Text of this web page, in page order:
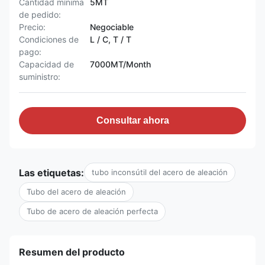
Cantidad mínima
de pedido:
5MT
Precio:
Negociable
Condiciones de
pago:
L / C, T / T
Capacidad de
suministro:
7000MT/Month
Consultar ahora
Las etiquetas: tubo inconsútil del acero de aleación
Tubo del acero de aleación
Tubo de acero de aleación perfecta
Resumen del producto